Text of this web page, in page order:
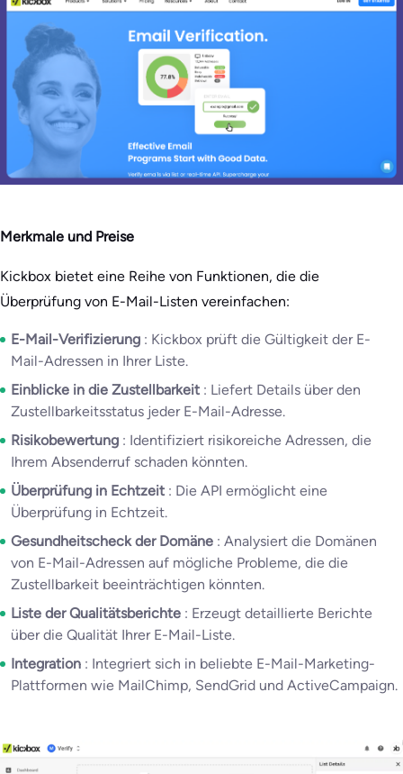
Merkmale und Preise
Kickbox bietet eine Reihe von Funktionen, die die
Überprüfung von E-Mail-Listen vereinfachen:
E-Mail-Verifizierung : Kickbox prüft die Gültigkeit der E-
Mail-Adressen in Ihrer Liste.
Einblicke in die Zustellbarkeit : Liefert Details über den
Zustellbarkeitsstatus jeder E-Mail-Adresse.
Risikobewertung : Identifiziert risikoreiche Adressen, die
Ihrem Absenderruf schaden könnten.
Überprüfung in Echtzeit : Die API ermöglicht eine
Überprüfung in Echtzeit.
Gesundheitscheck der Domäne : Analysiert die Domänen
von E-Mail-Adressen auf mögliche Probleme, die die
Zustellbarkeit beeinträchtigen könnten.
Liste der Qualitätsberichte : Erzeugt detaillierte Berichte
über die Qualität Ihrer E-Mail-Liste.
Integration : Integriert sich in beliebte E-Mail-Marketing-
Plattformen wie MailChimp, SendGrid und ActiveCampaign.